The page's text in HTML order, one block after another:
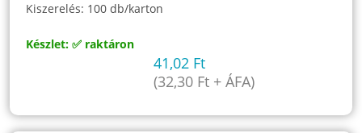
Kiszerelés: 100 db/karton
Készlet: ✅ raktáron
41,02 Ft
(32,30 Ft+ ÁFA)